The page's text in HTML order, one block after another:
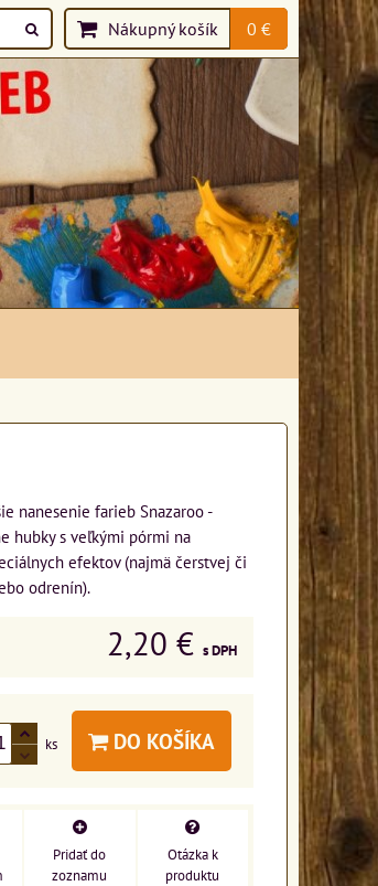
Nákupný košík 0 €
nanesenie farieb Snazaroo -
hubky s veľkými pórmi na
efektov (najmä čerstvej či
odrenín).
2,20 € s DPH
ks DO KOŠÍKA
Pridať do
zoznamu
Otázka k
produktu